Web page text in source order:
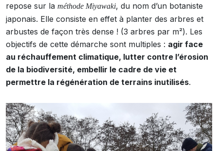
repose sur la méthode Miyawaki, du nom d’un botaniste
japonais. Elle consiste en effet à planter des arbres et
arbustes de façon très dense ! (3 arbres par m²). Les
objectifs de cette démarche sont multiples : agir face
au réchauffement climatique, lutter contre l’érosion
de la biodiversité, embellir le cadre de vie et
permettre la régénération de terrains inutilisés.